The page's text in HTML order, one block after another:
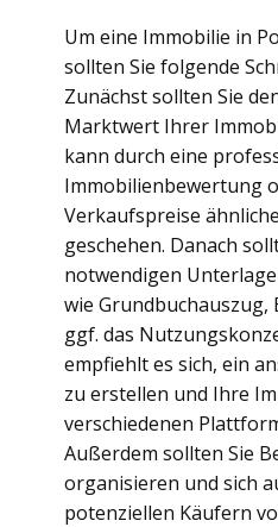
Um eine Immobilie in
sollten Sie folgende
Zunächst sollten Sie
Marktwert Ihrer
kann durch eine
Immobilienbewertung
Verkaufspreise
geschehen. Danach
notwendigen
wie Grundbuchauszug,
ggf. das
empfiehlt es sich, ein
zu erstellen und Ihre
verschiedenen
Außerdem sollten Sie
organisieren und sich
potenziellen Käufern